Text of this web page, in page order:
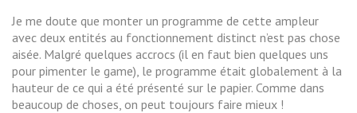
Je me doute que monter un programme de cette ampleur
avec deux entités au fonctionnement distinct n’est pas chose
aisée. Malgré quelques accrocs (il en faut bien quelques uns
pour pimenter le game), le programme était globalement à la
hauteur de ce qui a été présenté sur le papier. Comme dans
beaucoup de choses, on peut toujours faire mieux !